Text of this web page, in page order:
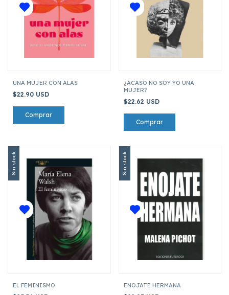
UNA MUJER CON ALAS
$22.90 USD
¿ACASO NO SOY YO UNA
MUJER?
$22.62 USD
Sin stock
EL FEMINISMO
Sin stock
ENOJATE HERMANA